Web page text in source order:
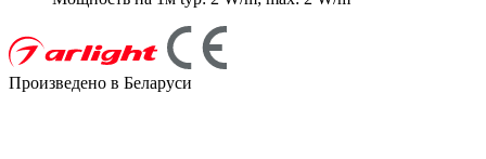
Произведено в Беларуси